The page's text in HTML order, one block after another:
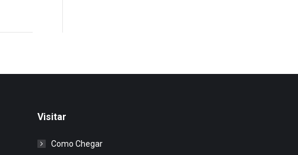
Visitar
Como Chegar